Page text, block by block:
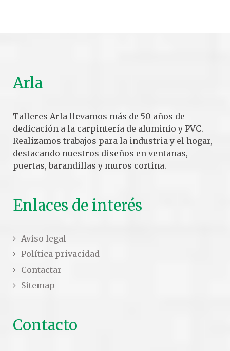
Arla
Talleres Arla llevamos más de 50 años de
dedicación a la carpintería de aluminio y PVC.
Realizamos trabajos para la industria y el hogar,
destacando nuestros diseños en ventanas,
puertas, barandillas y muros cortina.
Enlaces de interés
Aviso legal
Política privacidad
Contactar
Sitemap
Contacto